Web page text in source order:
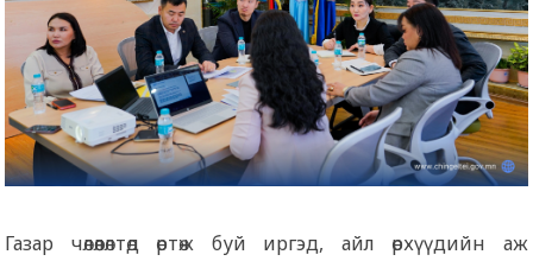
Газар чөлөөлөлтөд өртөж буй иргэд, айл өрхүүдийн аж